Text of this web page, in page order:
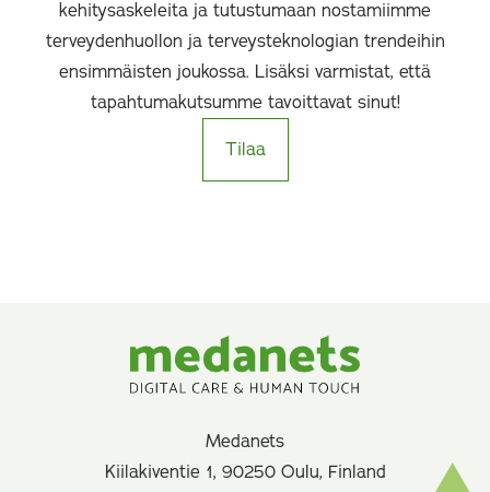
kehitysaskeleita ja tutustumaan nostamiimme
terveydenhuollon ja terveysteknologian trendeihin
ensimmäisten joukossa. Lisäksi varmistat, että
tapahtumakutsumme tavoittavat sinut!
Tilaa
Medanets
Kiilakiventie 1, 90250 Oulu, Finland